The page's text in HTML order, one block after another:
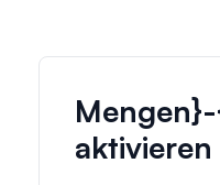
aktivieren